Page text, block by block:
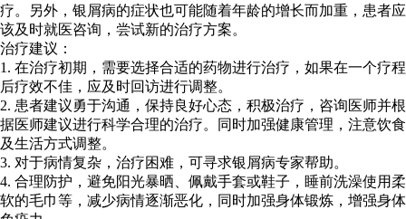
疗。另外，银屑病的症状也可能随着年龄的增长而加重，患者应
该及时就医咨询，尝试新的治疗方案。
治疗建议：
1. 在治疗初期，需要选择合适的药物进行治疗，如果在一个疗程
后疗效不佳，应及时回访进行调整。
2. 患者建议勇于沟通，保持良好心态，积极治疗，咨询医师并根
据医师建议进行科学合理的治疗。同时加强健康管理，注意饮食
及生活方式调整。
3. 对于病情复杂，治疗困难，可寻求银屑病专家帮助。
4. 合理防护，避免阳光暴晒、佩戴手套或鞋子，睡前洗澡使用柔
软的毛巾等，减少病情逐渐恶化，同时加强身体锻炼，增强身体